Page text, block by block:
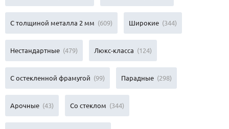
С толщиной металла 2 мм (609) Широкие (344)
Нестандартные (479) Люкс-класса (124)
С остекленной фрамугой (99) Парадные (298)
Арочные (43) Со стеклом (344)